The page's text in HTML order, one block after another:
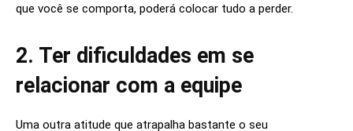
que você se comporta, poderá colocar tudo a perder.
2. Ter dificuldades em se
relacionar com a equipe
Uma outra atitude que atrapalha bastante o seu